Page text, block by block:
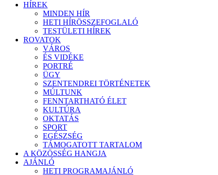
HÍREK
MINDEN HÍR
HETI HÍRÖSSZEFOGLALÓ
TESTÜLETI HÍREK
ROVATOK
VÁROS
ÉS VIDÉKE
PORTRÉ
ÜGY
SZENTENDREI TÖRTÉNETEK
MÚLTUNK
FENNTARTHATÓ ÉLET
KULTÚRA
OKTATÁS
SPORT
EGÉSZSÉG
TÁMOGATOTT TARTALOM
A KÖZÖSSÉG HANGJA
AJÁNLÓ
HETI PROGRAMAJÁNLÓ